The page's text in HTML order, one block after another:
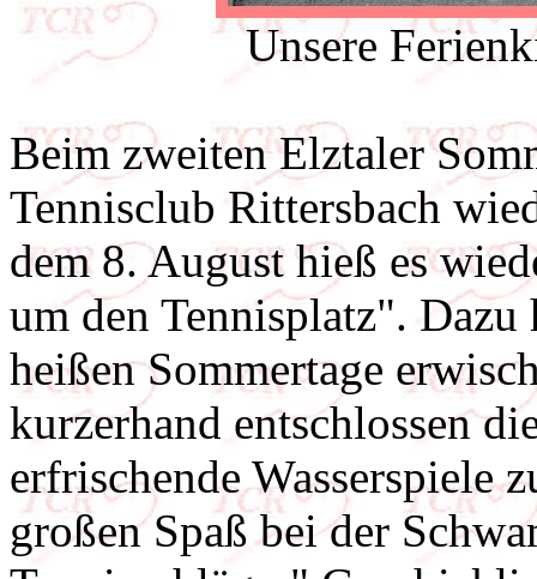
Unsere
Beim zweiten Elztaler
Tennisclub Rittersbach
dem 8. August hieß es
um den Tennisplatz".
heißen Sommertage
kurzerhand entschlossen
erfrischende Wasserspiele
großen Spaß bei der